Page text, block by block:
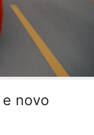
novo